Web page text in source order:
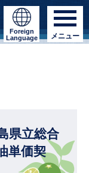
Foreign
Language
メニュー
県立総合
単価契